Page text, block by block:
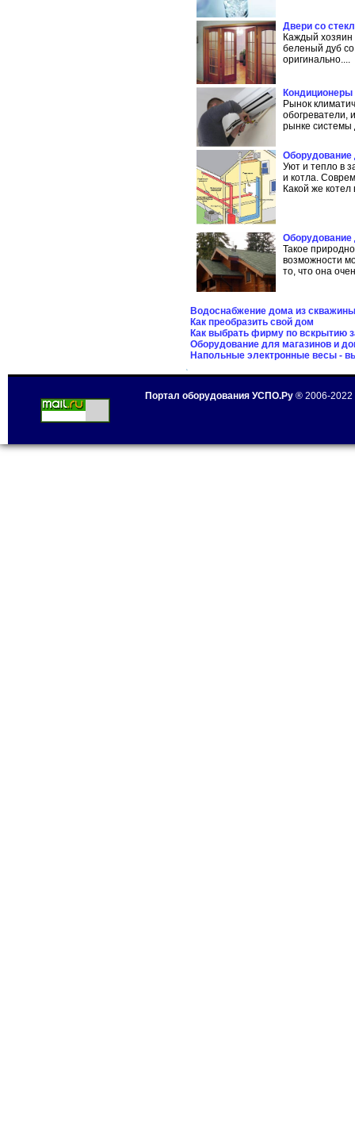
Двери со
Каждый хозяин
беленый дуб
оригинально....
Кондиционеры
Рынок
обогреватели,
рынке системы
Уют и тепло в
и котла.
Какой же
Такое
возможности
то, что она
Водоснабжение дома из
Как преобразить свой дом
Как выбрать фирму по вскрытию
Оборудование для магазинов и
Напольные электронные весы -
Портал оборудования УСПО.Ру ® 2006-2022